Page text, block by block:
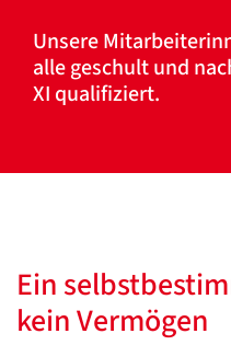
Unsere
alle geschult und
XI qualifiziert.
Ein
kein Vermögen